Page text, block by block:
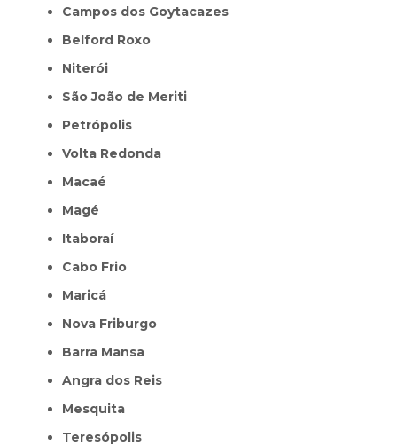
Campos dos Goytacazes
Belford Roxo
Niterói
São João de Meriti
Petrópolis
Volta Redonda
Macaé
Magé
Itaboraí
Cabo Frio
Maricá
Nova Friburgo
Barra Mansa
Angra dos Reis
Mesquita
Teresópolis